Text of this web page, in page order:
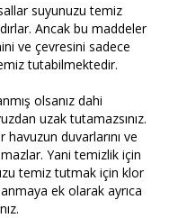
suyunuzu temiz
Ancak bu maddeler
ve çevresini sadece
tutabilmektedir.
olsanız dahi
uzak tutamazsınız.
duvarlarını ve
Yani temizlik için
temiz tutmak için klor
ek olarak ayrıca